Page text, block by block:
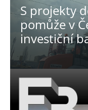
S projekty
pomůže v
investiční